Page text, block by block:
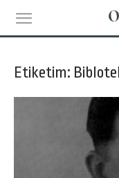
Etiketim: